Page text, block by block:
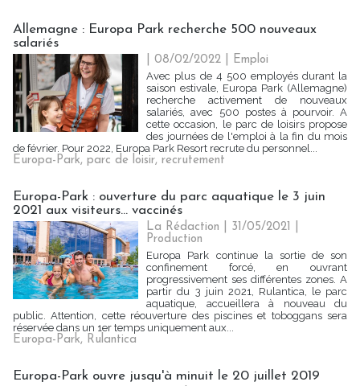
Allemagne : Europa Park recherche 500 nouveaux
salariés
| 08/02/2022
Emploi
Avec plus de 4 500 employés durant la
saison estivale, Europa Park (Allemagne)
recherche activement de nouveaux
salariés, avec 500 postes à pourvoir. A
cette occasion, le parc de loisirs propose
des journées de l'emploi à la fin du mois
de février. Pour 2022, Europa Park Resort recrute du personnel...
Europa-Park, parc de loisir, recrutement
Europa-Park : ouverture du parc aquatique le 3 juin
2021 aux visiteurs... vaccinés
La Rédaction | 31/05/2021
Production
Europa Park continue la sortie de son
confinement forcé, en ouvrant
progressivement ses différentes zones. A
partir du 3 juin 2021, Rulantica, le parc
aquatique, accueillera à nouveau du
public. Attention, cette réouverture des piscines et toboggans sera
réservée dans un 1er temps uniquement aux...
Europa-Park, Rulantica
Europa-Park ouvre jusqu'à minuit le 20 juillet 2019